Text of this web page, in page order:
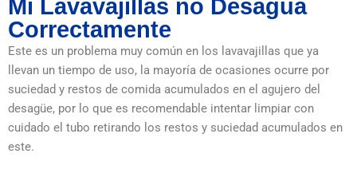
Mi Lavavajillas no Desagua
Correctamente
Este es un problema muy común en los lavavajillas que ya
llevan un tiempo de uso, la mayoría de ocasiones ocurre por
suciedad y restos de comida acumulados en el agujero del
desagüe, por lo que es recomendable intentar limpiar con
cuidado el tubo retirando los restos y suciedad acumulados en
este.